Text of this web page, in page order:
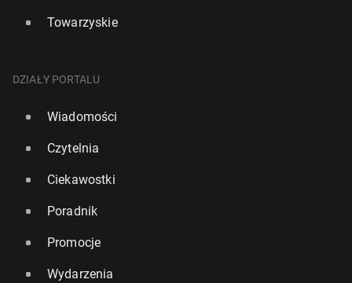
Towarzyskie
DZIAŁY PORTALU
Wiadomości
Czytelnia
Ciekawostki
Poradnik
Promocje
Wydarzenia